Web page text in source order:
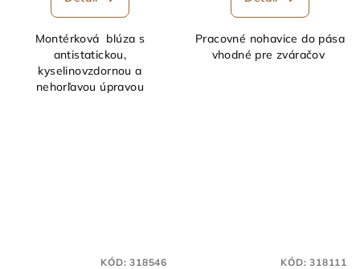
Montérková blúza s
antistatickou,
kyselinovzdornou a
nehorľavou úpravou
Pracovné nohavice do pása
vhodné pre zváračov
KÓD:318546 KÓD:318111